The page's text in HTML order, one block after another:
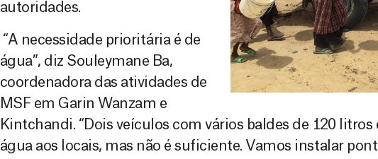
autoridades.
“A necessidade prioritária é de
água”, diz Souleymane Ba,
coordenadora das atividades de
MSF em Garin Wanzam e
Kintchandi. “Dois veículos com vários baldes de 120 litros
água aos locais, mas não é suficiente. Vamos instalar